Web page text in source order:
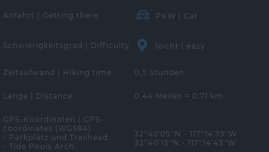
Anfahrt | Getting there PKW | Car
Schwierigkeitsgrad | Difficulty leicht | easy
Zeitaufwand | Hiking time 0,5 Stunden
Länge | Distance 0,44 Meilen = 0,71 km
GPS-Koordinaten | GPS-
coordinates (WGS84)
- Parkplatz und Trailhead:
- Tide Pools Arch:
32°40'05''N - 117°14'39''W
32°40'13''N - 117°14'43''W